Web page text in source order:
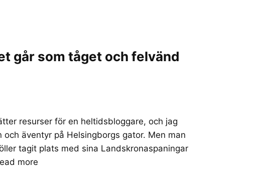
går som tåget och felvänd
resurser för en heltidsbloggare, och jag
äventyr på Helsingborgs gator. Men man
tagit plats med sina Landskronaspaningar
more